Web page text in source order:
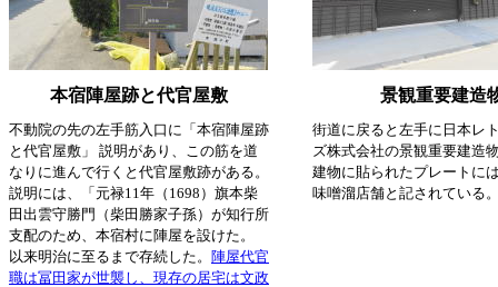
本宿陣屋跡と代官屋敷 景観重要建造
不動院の先の左手筋入口に「本宿陣屋跡
と代官屋敷」 説明があり、この筋を道
なりに進んで行くと代官屋敷跡がある。
説明には、「元禄11年（1698）旗本柴
田出雲守勝門（柴田勝家子孫）が知行所
支配のため、本宿村に陣屋を設けた。
以来明治に至るまで存続した。 陣屋代官
職は冨田家が世襲し、現存の居宅は文政
街道に戻ると左手に日本レ
ズ株式会社の景観重要建造
建物に貼られたプレートに
味噌溜店舗と記されている